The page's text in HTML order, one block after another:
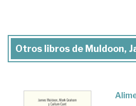
Otros libros de Muldoon,